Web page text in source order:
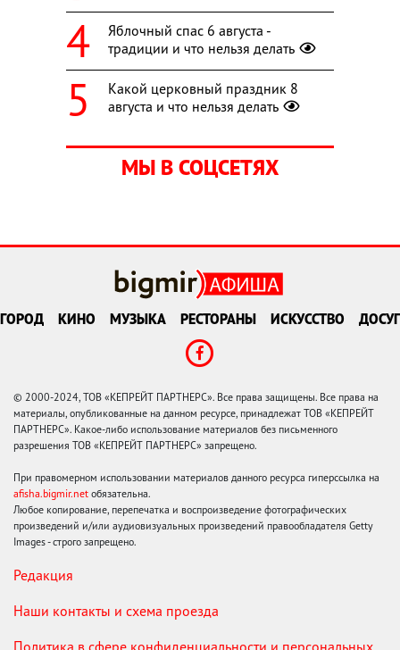
Яблочный спас 6 августа -
традиции и что нельзя делать
Какой церковный праздник 8
августа и что нельзя делать
МЫ В СОЦСЕТЯХ
ГОРОД КИНО МУЗЫКА РЕСТОРАНЫ ИСКУССТВО ДОСУГ
© 2000-2024, ТОВ «КЕПРЕЙТ ПАРТНЕРС». Все права защищены. Все права на
материалы, опубликованные на данном ресурсе, принадлежат ТОВ «КЕПРЕЙТ
ПАРТНЕРС». Какое-либо использование материалов без письменного
разрешения ТОВ «КЕПРЕЙТ ПАРТНЕРС» запрещено.
При правомерном использовании материалов данного ресурса гиперссылка на
afisha.bigmir.net обязательна.
Любое копирование, перепечатка и воспроизведение фотографических
произведений и/или аудиовизуальных произведений правообладателя Getty
Images - строго запрещено.
Редакция
Наши контакты и схема проезда